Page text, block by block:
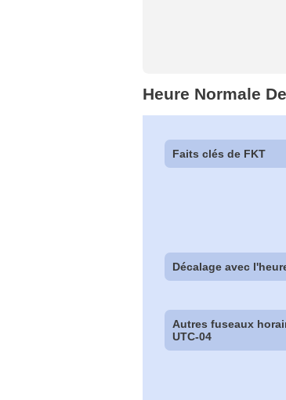
Heure Normale
Faits clés de FKT
Décalage avec
Autres fuseaux
UTC-04